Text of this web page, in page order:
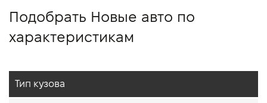
Подобрать Новые авто по
характеристикам
Тип кузова